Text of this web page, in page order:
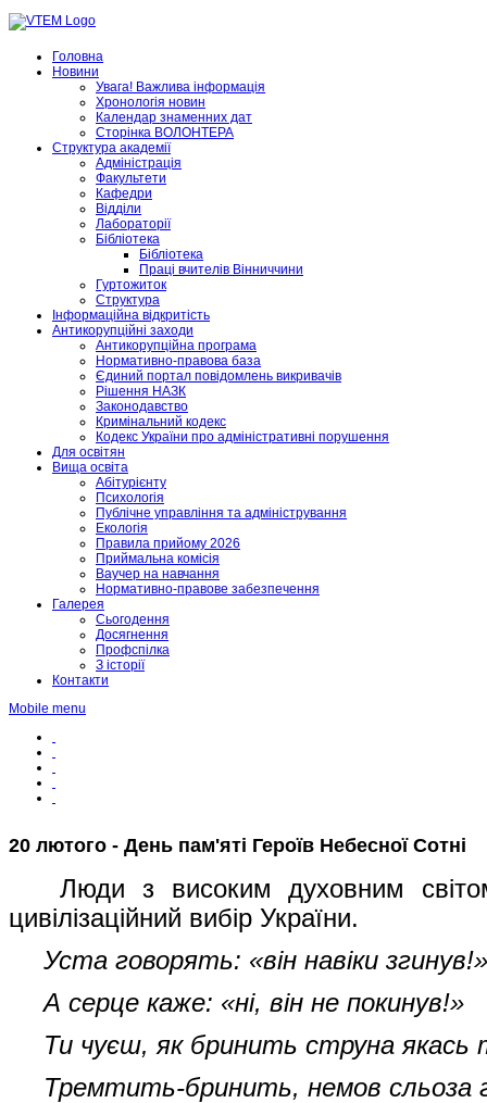
Головна
Новини
Увага! Важлива інформація
Хронологія новин
Календар знаменних дат
Сторінка ВОЛОНТЕРА
Структура академії
Адміністрація
Факультети
Кафедри
Відділи
Лабораторії
Бібліотека
Бібліотека
Праці вчителів Вінниччини
Гуртожиток
Структура
Інформаційна відкритість
Антикорупційні заходи
Антикорупційна програма
Нормативно-правова база
Єдиний портал повідомлень викривачів
Рішення НАЗК
Законодавство
Кримінальний кодекс
Кодекс України про адміністративні порушення
Для освітян
Вища освіта
Абітурієнту
Психологія
Публічне управління та адміністрування
Екологія
Правила прийому 2026
Приймальна комісія
Ваучер на навчання
Нормативно-правове забезпечення
Галерея
Сьогодення
Досягнення
Профспілка
З історії
Контакти
Mobile menu
20 лютого - День пам'яті Героїв Небесної Сотні
Люди з високим духовним
цивілізаційний вибір України.
Уста говорять: «він навіки згинув!»
А серце каже: «ні, він не покинув!»
Ти чуєш, як бринить струна
Тремтить-бринить, немов сльоза